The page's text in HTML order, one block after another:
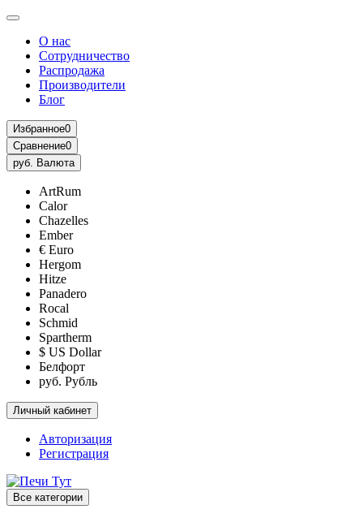
О нас
Сотрудничество
Распродажа
Производители
Блог
Избранное0
Сравнение0
руб. Валюта
ArtRum
Calor
Chazelles
Ember
€ Euro
Hergom
Hitze
Panadero
Rocal
Schmid
Spartherm
$ US Dollar
Белфорт
руб. Рубль
Личный кабинет
Авторизация
Регистрация
Все категории